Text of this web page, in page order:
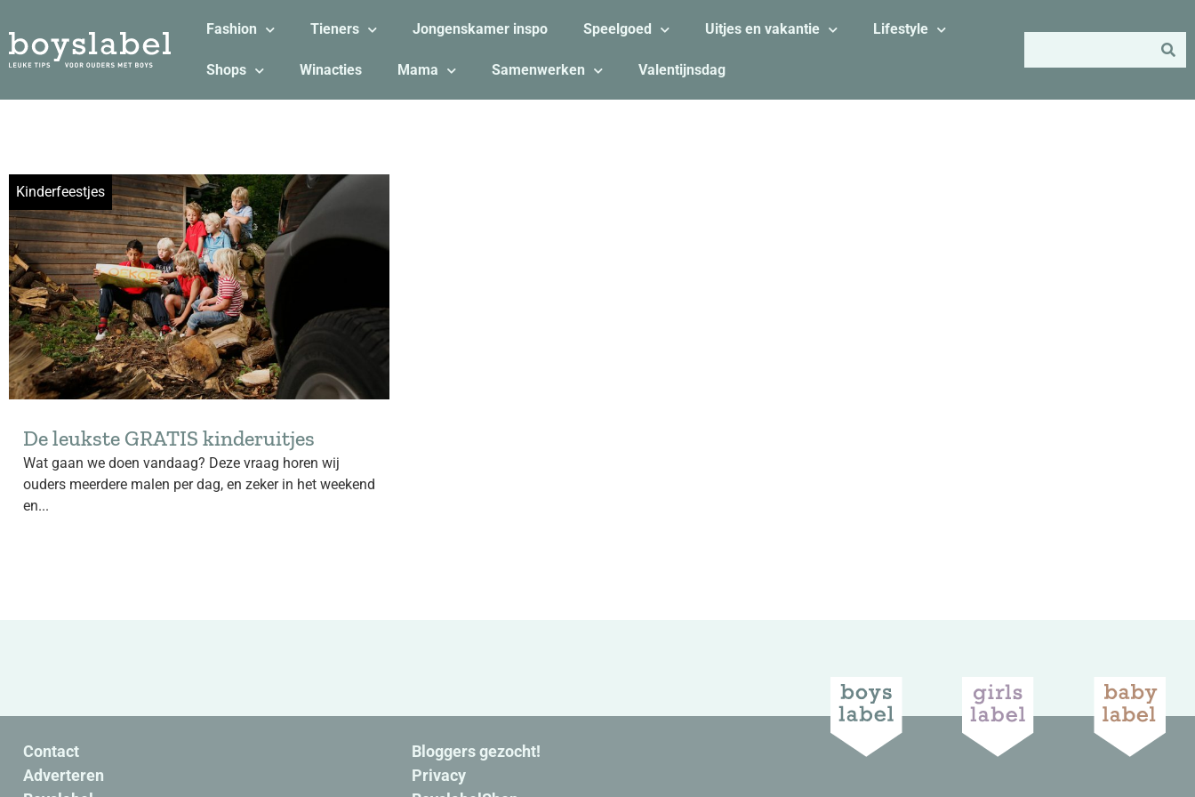
Fashion Tieners Jongenskamer inspo Speelgoed Uitjes en vakantie Lifestyle
Shops Winacties Mama Samenwerken Valentijnsdag
Kinderfeestjes
De leukste GRATIS kinderuitjes
Wat gaan we doen vandaag? Deze vraag horen wij
ouders meerdere malen per dag, en zeker in het weekend
en...
Contact
Adverteren
Bloggers gezocht!
Privacy